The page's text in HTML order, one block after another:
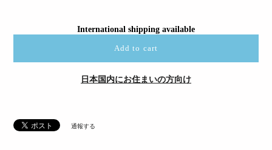
International shipping available
Add to cart
日本国内にお住まいの方向け
通報する